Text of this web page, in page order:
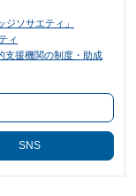
ソサエティ」
ィ
支援機関の制度・助成
SNS